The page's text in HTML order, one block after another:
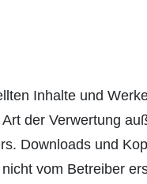
Inhalte und
der Verwertung
Downloads und
vom Betreiber